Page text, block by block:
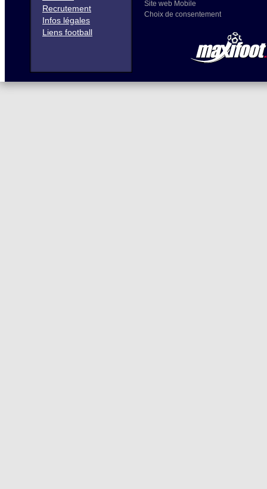
Recrutement
Infos légales
Liens football
Site web Mobile
Choix de consentement